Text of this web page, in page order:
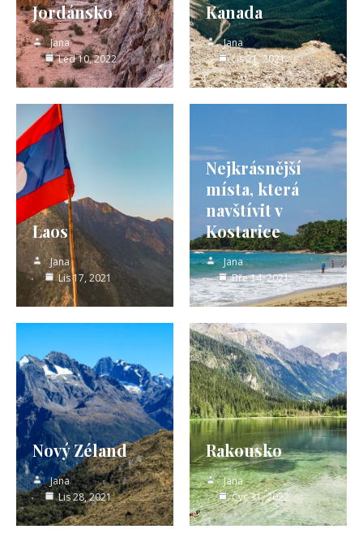
Jordánsko
Jana
Led 10, 2022
Kanada
Jana
Lis 21, 2021
Laos
Jana
Lis 17, 2021
Nejkrásnější
místa, která
navštívit v
Kostarice
Jana
Bře 14, 2021
Nový Zéland
Jana
Lis 28, 2021
Rakousko
Jana
Čvc 31, 2022